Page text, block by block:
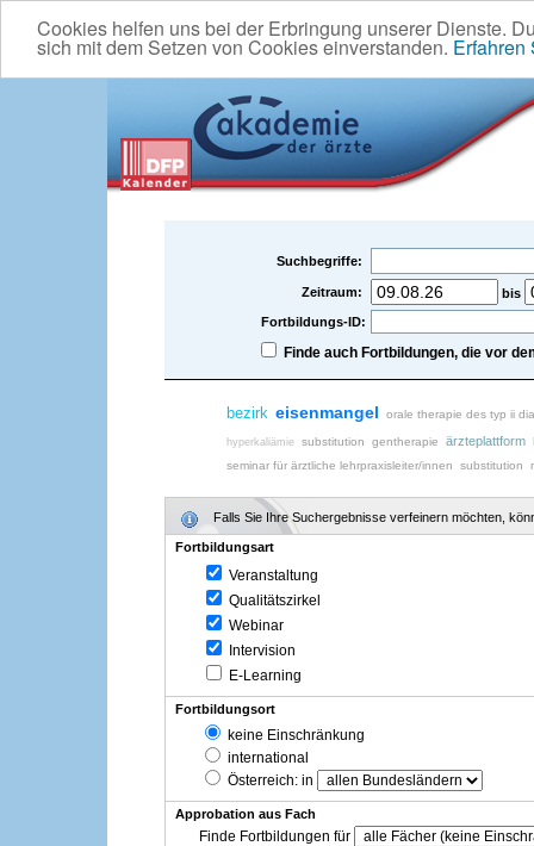
Cookies helfen uns bei der Erbringung unserer Dienste.
sich mit dem Setzen von Cookies einverstanden. Erfahren
Suchbegriffe:
Zeitraum:
bis
Fortbildungs-ID:
Finde auch Fortbildungen, die vor
bezirk eisenmangel orale therapie des typ ii
hyperkaliämie substitution gentherapie ärzteplattform
seminar für ärztliche lehrpraxisleiter/innen substitution
Falls Sie Ihre Suchergebnisse verfeinern möchten,
Fortbildungsart
Veranstaltung
Qualitätszirkel
Webinar
Intervision
E-Learning
Fortbildungsort
keine Einschränkung
international
Österreich: in
Approbation aus Fach
Finde Fortbildungen für